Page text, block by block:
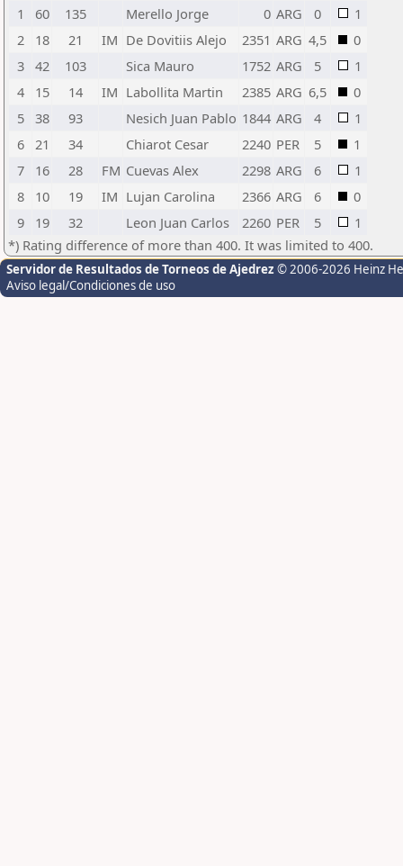
1
60 135 Merello Jorge 0 ARG 0
1
2
18 21 IM De Dovitiis Alejo 2351 ARG 4,5
0
3 42 103 Sica Mauro 1752 ARG 5
1
4
15 14 IM Labollita Martin 2385 ARG 6,5
0
5 38 93 Nesich Juan Pablo 1844 ARG 4
1
6 21 34 Chiarot Cesar 2240 PER 5
1
7
16 28 FM Cuevas Alex 2298 ARG 6
1
8
10 19 IM Lujan Carolina 2366 ARG 6
0
9
19 32 Leon Juan Carlos 2260 PER 5
1
*) Rating difference of more than 400. It was limited to 400.
Servidor de Resultados de Torneos de Ajedrez © 2006-2026 Heinz
Aviso legal/Condiciones de uso